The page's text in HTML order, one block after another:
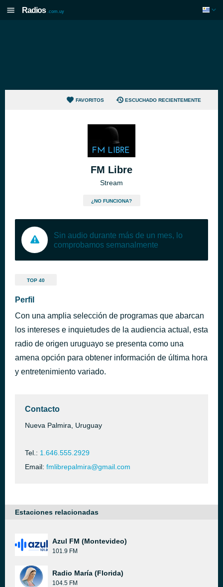
Radios .com.uy
FAVORITOS ESCUCHADO RECIENTEMENTE
FM Libre
Stream
¿NO FUNCIONA?
Sin audio durante más de un mes, lo
comprobamos semanalmente
TOP 40
Perfil
Con una amplia selección de programas que abarcan
los intereses e inquietudes de la audiencia actual, esta
radio de origen uruguayo se presenta como una
amena opción para obtener información de última hora
y entretenimiento variado.
Contacto
Nueva Palmira, Uruguay
Tel.: 1.646.555.2929
Email: fmlibrepalmira@gmail.com
Estaciones relacionadas
Azul FM (Montevideo)
101.9 FM
Radio María (Florida)
104.5 FM